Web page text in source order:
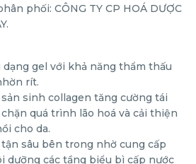
phối: CÔNG TY CP HOÁ DƯỢC
dạng gel với khả năng thẩm thấu
rít.
sinh collagen tăng cường tái
quá trình lão hoá và cải thiện
cho da.
sâu bên trong nhờ cung cấp
dưỡng các tầng biểu bì cấp nước